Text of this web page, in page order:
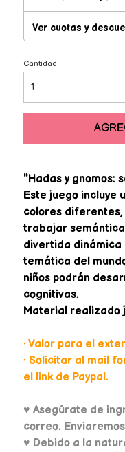
Ver cuotas y
Cantidad
"Hadas y gnomos:
Este juego incluye
colores
trabajar
divertida dinámica
temática del
niños podrán
cognitivas.
Material realizado
• Valor para el
• Solicitar al mail
el link de Paypal.
♥ Asegúrate de
correo.
♥ Debido a la